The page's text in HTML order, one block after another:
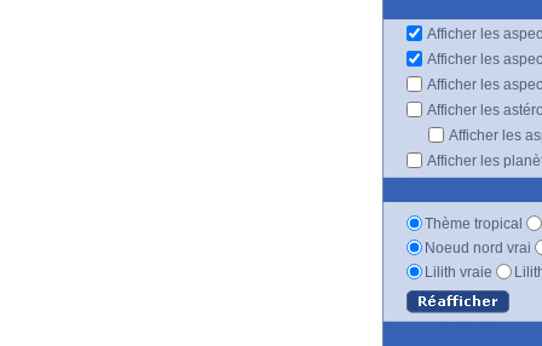
Afficher les
Afficher les
Afficher les
Afficher les
Afficher les
Afficher les
Thème tropical
Noeud nord vrai
Lilith vraie